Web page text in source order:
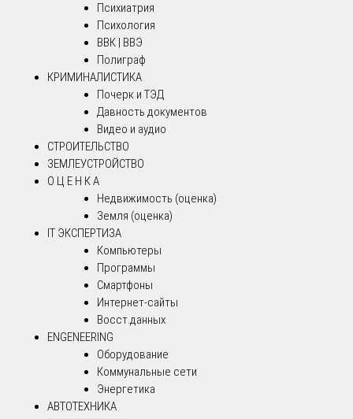
Психиатрия
Психология
ВВК | ВВЭ
Полиграф
КРИМИНАЛИСТИКА
Почерк и ТЭД
Давность документов
Видео и аудио
СТРОИТЕЛЬСТВО
ЗЕМЛЕУСТРОЙСТВО
О Ц Е Н К А
Недвижимость (оценка)
Земля (оценка)
IT ЭКСПЕРТИЗА
Компьютеры
Программы
Смартфоны
Интернет-сайты
Восст.данных
ENGENEERING
Оборудование
Коммунальные сети
Энергетика
АВТОТЕХНИКА